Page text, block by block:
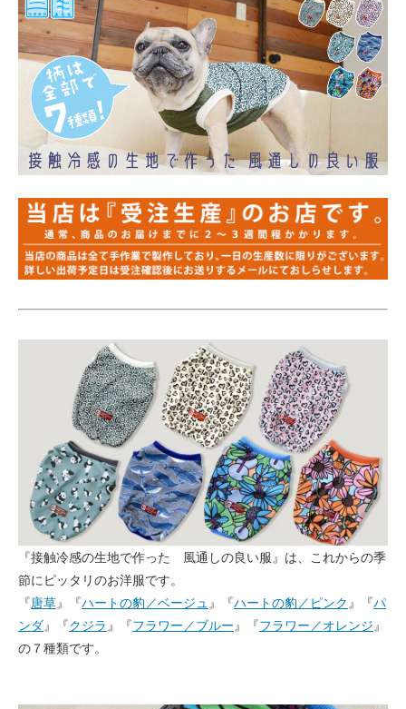
FB-puppy2
FB-SS
FB-S
FB-M
FB-L
FB-LL
『接触冷感の生地で作った 風通しの良い服』は、これからの季
節にピッタリのお洋服です。
『唐草』『ハートの豹／ベージュ 』『ハートの豹／ピンク 』『パ
ンダ』『クジラ 』『フラワー／ブルー 』『フラワー／オレンジ 』
の７種類です。